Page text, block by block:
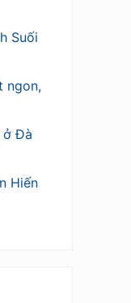
Suối
ngon,
ở Đà
Hiến